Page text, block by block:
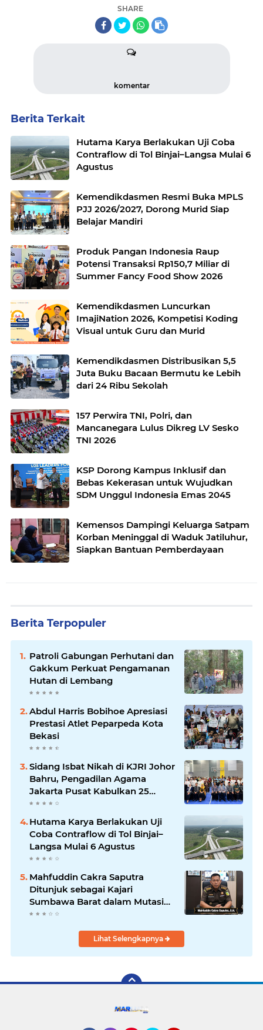
SHARE
komentar
Berita Terkait
Hutama Karya Berlakukan Uji Coba
Contraflow di Tol Binjai–Langsa Mulai 6
Agustus
Kemendikdasmen Resmi Buka MPLS
PJJ 2026/2027, Dorong Murid Siap
Belajar Mandiri
Produk Pangan Indonesia Raup
Potensi Transaksi Rp150,7 Miliar di
Summer Fancy Food Show 2026
Kemendikdasmen Luncurkan
ImajiNation 2026, Kompetisi Koding
Visual untuk Guru dan Murid
Kemendikdasmen Distribusikan 5,5
Juta Buku Bacaan Bermutu ke Lebih
dari 24 Ribu Sekolah
157 Perwira TNI, Polri, dan
Mancanegara Lulus Dikreg LV Sesko
TNI 2026
KSP Dorong Kampus Inklusif dan
Bebas Kekerasan untuk Wujudkan
SDM Unggul Indonesia Emas 2045
Kemensos Dampingi Keluarga Satpam
Korban Meninggal di Waduk Jatiluhur,
Siapkan Bantuan Pemberdayaan
Berita Terpopuler
Patroli Gabungan Perhutani dan
Gakkum Perkuat Pengamanan
Hutan di Lembang
Abdul Harris Bobihoe Apresiasi
Prestasi Atlet Peparpeda Kota
Bekasi
Sidang Isbat Nikah di KJRI Johor
Bahru, Pengadilan Agama
Jakarta Pusat Kabulkan 25
Permohonan
Hutama Karya Berlakukan Uji
Coba Contraflow di Tol Binjai–
Langsa Mulai 6 Agustus
Mahfuddin Cakra Saputra
Ditunjuk sebagai Kajari
Sumbawa Barat dalam Mutasi
Kejaksaan Agung
Lihat Selengkapnya